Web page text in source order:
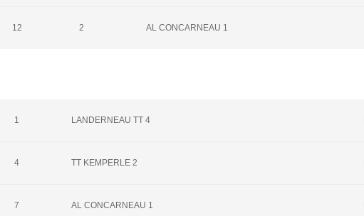
12 2 AL CONCARNEAU 1
1 LANDERNEAU TT 4
4 TT KEMPERLE 2
7 AL CONCARNEAU 1